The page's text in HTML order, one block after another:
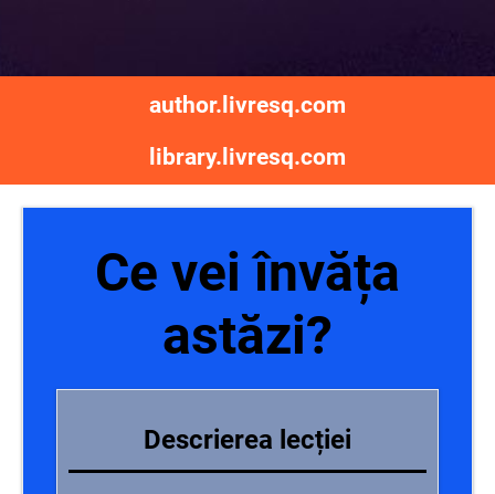
author.livresq.com
library.livresq.com
Ce vei învăța
astăzi?
Descrierea lecției